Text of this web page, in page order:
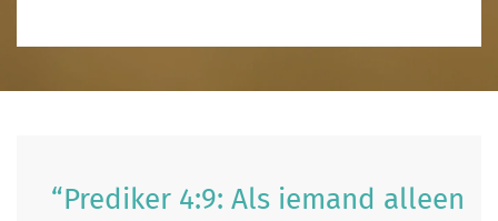
“Prediker 4:9: Als iemand alleen